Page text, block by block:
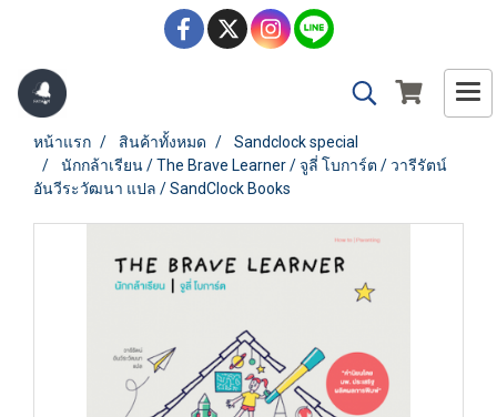
หน้าแรก สินค้าทั้งหมด
Sandclock special
นักกล้าเรียน / The Brave Learner / จูลี่ โบการ์ต / วารีรัตน์
อันวีระวัฒนา แปล / SandClock Books